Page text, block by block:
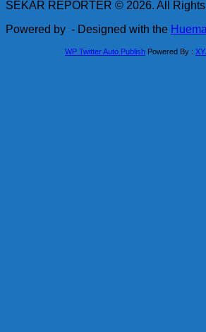
SEKAR REPORTER © 2026. All
Powered by - Designed with the
WP Twitter Auto Publish Powered By :